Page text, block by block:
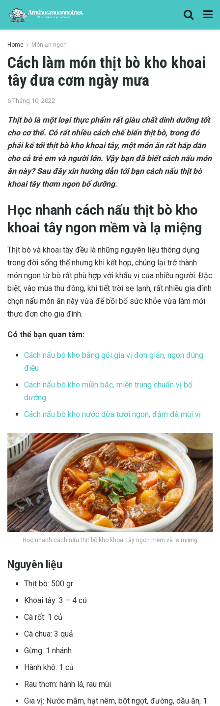
Home Món ăn ngon
Cách làm món thịt bò kho khoai
tây đưa cơm ngày mưa
6 Tháng 10, 2022
Thịt bò là một loại thực phẩm rất giàu chất dinh dưỡng tốt
cho cơ thể. Có rất nhiều cách chế biến thịt bò, trong đó
phải kể tới thịt bò kho khoai tây, một món ăn rất hấp dẫn
cho cả trẻ em và người lớn. Vậy bạn đã biết cách nấu món
ăn này? Sau đây xin hướng dẫn tới bạn cách nấu thịt bò
khoai tây thơm ngon bổ dưỡng.
Học nhanh cách nấu thịt bò kho
khoai tây ngon mềm và lạ miệng
Thịt bò và khoai tây đều là những nguyên liệu thông dụng
trong đời sống thế nhưng khi kết hợp, chúng lại trở thành
món ngon từ bò rất phù hợp với khẩu vị của nhiều người. Đặc
biệt, vào mùa thu đông, khi tiết trời se lạnh, rất nhiều gia đình
chọn nấu món ăn này vừa để bồi bổ sức khỏe vừa làm mới
thực đơn cho gia đình.
Có thể bạn quan tâm:
Cách nấu bò kho bằng gói gia vị đơn giản, ngon đúng
điệu
Cách nấu bò kho miền bắc, miền trung chuẩn vị bổ
dưỡng
Cách nấu bò kho nước dừa tươi ngon, đậm đà mùi vị
Học nhanh cách nấu thịt bò kho khoai tây ngon mềm và lạ miệng
Nguyên liệu
Thịt bò: 500 gr
Khoai tây: 3 – 4 củ
Cà rốt: 1 củ
Cà chua: 3 quả
Gừng: 1 nhánh
Hành khô: 1 củ
Rau thơm: hành lá, rau mùi
Gia vị: Nước mắm, hạt nêm, bột ngọt, đường, dầu ăn, 1